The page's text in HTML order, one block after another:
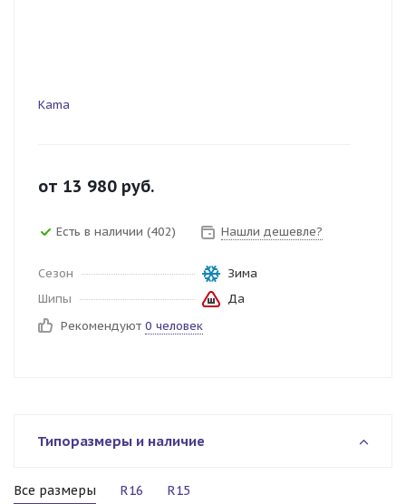
Kama
от 13 980 руб.
Есть в наличии (402) Нашли дешевле?
Сезон
Зима
Шипы
Да
Рекомендуют 0 человек
Типоразмеры и наличие
Все размеры R16 R15